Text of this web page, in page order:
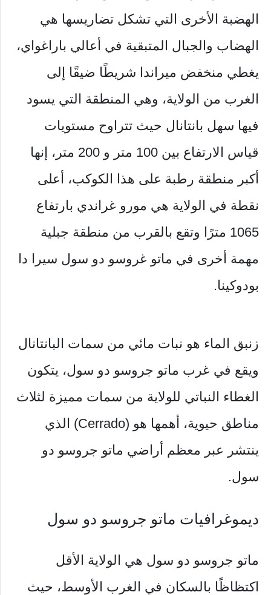
الهضبة الأخرى التي تشكل تضاريسها هي
الهضاب والجبال المتبقية في أعالي باراغواي،
يغطي منخفض ميراندا شريطًا ضيقًا إلى
الغرب من الولاية، وهي المنطقة التي يسود
فيها سهل بانتانال حيث تتراوح مستويات
قياس الارتفاع بين 100 متر و 200 متر، إنها
أكبر منطقة رطبة على هذا الكوكب، أعلى
نقطة في الولاية هي مورو غراندي بارتفاع
1065 مترًا وتقع بالقرب من منطقة جبلية
مهمة أخرى في ماتو غروسو دو سول سيرا دا
بودوكينا.
زنبق الماء هو نبات مائي من سمات البانتانال
ويقع في غرب ماتو جروسو دو سول، يتكون
الغطاء النباتي للولاية من سمات مميزة لثلاث
مناطق حيوية، أهمها هو (Cerrado) الذي
ينتشر عبر معظم أراضي ماتو جروسو دو
سول.
ديموغرافيات ماتو جروسو دو سول
ماتو جروسو دو سول هي الولاية الأقل
اكتظاظًا بالسكان في الغرب الأوسط، حيث